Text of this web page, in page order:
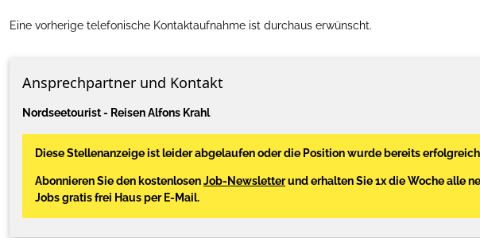
Eine vorherige telefonische Kontaktaufnahme ist durchaus erwünscht.
Ansprechpartner und Kontakt
Nordseetourist - Reisen Alfons Krahl
Diese Stellenanzeige ist leider abgelaufen oder die Position wurde bereits
Abonnieren Sie den kostenlosenJob-Newsletterund erhalten Sie 1x die Woche alle
Jobs gratis frei Haus per E-Mail.